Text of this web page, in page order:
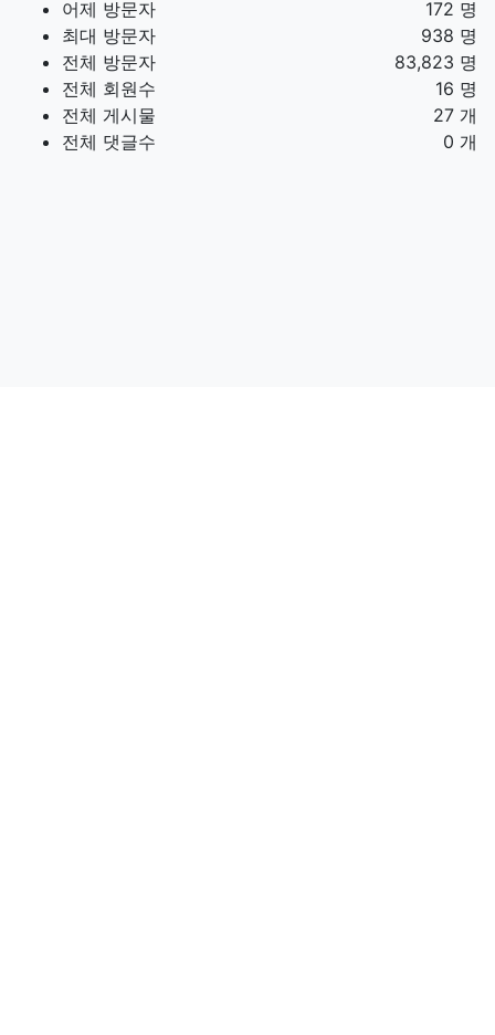
어제 방문자
172 명
최대 방문자
938 명
전체 방문자
83,823 명
전체 회원수
16 명
전체 게시물
27 개
전체 댓글수
0 개